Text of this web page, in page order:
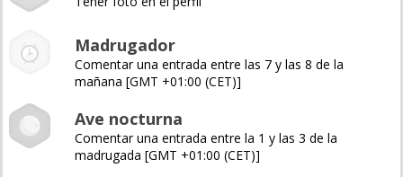
Madrugador
Comentar una entrada entre las 7 y las 8 de la
mañana [GMT +01:00 (CET)]
Ave nocturna
Comentar una entrada entre la 1 y las 3 de la
madrugada [GMT +01:00 (CET)]